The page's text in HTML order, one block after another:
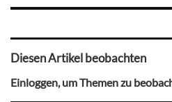
Diesen Artikel beobachten
Einloggen, um Themen zu